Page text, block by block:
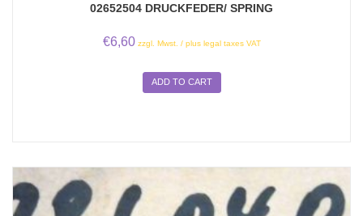
02652504 DRUCKFEDER/ SPRING
€6,60 zzgl. Mwst. / plus legal taxes VAT
ADD TO CART